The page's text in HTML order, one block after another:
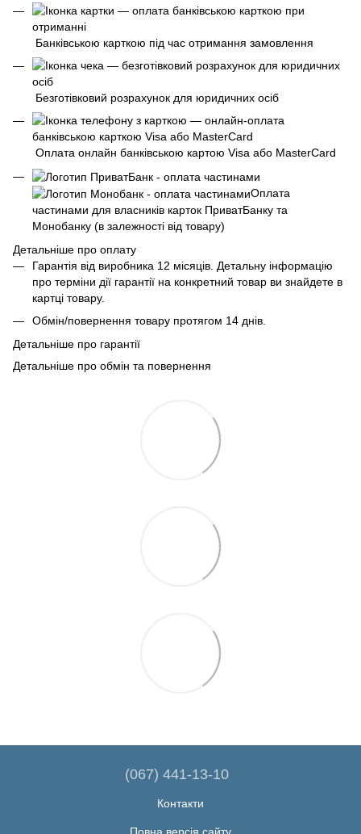
Банківською карткою під час отримання замовлення
Безготівковий розрахунок для юридичних осіб
Оплата онлайн банківською картою Visa або MasterCard
Оплата
частинами для власників карток ПриватБанку та
Монобанку (в залежності від товару)
Детальніше про оплату
Гарантія від виробника 12 місяців. Детальну інформацію
про терміни дії гарантії на конкретний товар ви знайдете в
картці товару.
Обмін/повернення товару протягом 14 днів.
Детальніше про гарантії
Детальніше про обмін та повернення
(067) 441-13-10
Контакти